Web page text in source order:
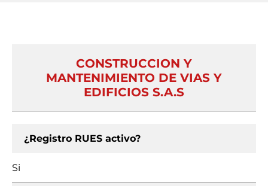
CONSTRUCCION Y
MANTENIMIENTO DE VIAS Y
EDIFICIOS S.A.S
¿Registro RUES activo?
Si